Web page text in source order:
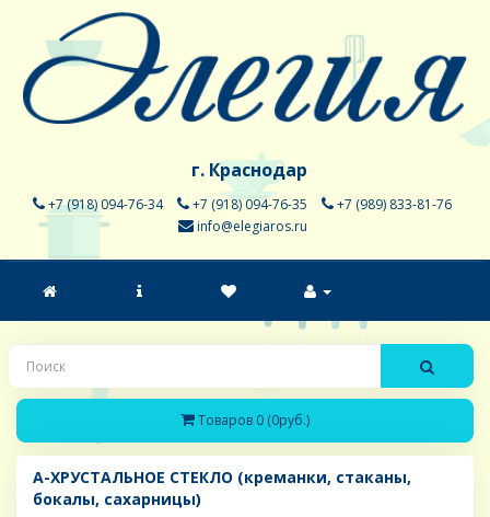
г. Краснодар
+7 (918) 094-76-34 +7 (918) 094-76-35
+7 (989) 833-81-76
info@elegiaros.ru
Товаров 0 (0руб.)
A-ХРУСТАЛЬНОЕ СТЕКЛО (креманки, стаканы,
бокалы, сахарницы)